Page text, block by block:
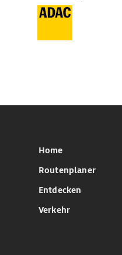
Home
Routenplaner
Entdecken
Verkehr